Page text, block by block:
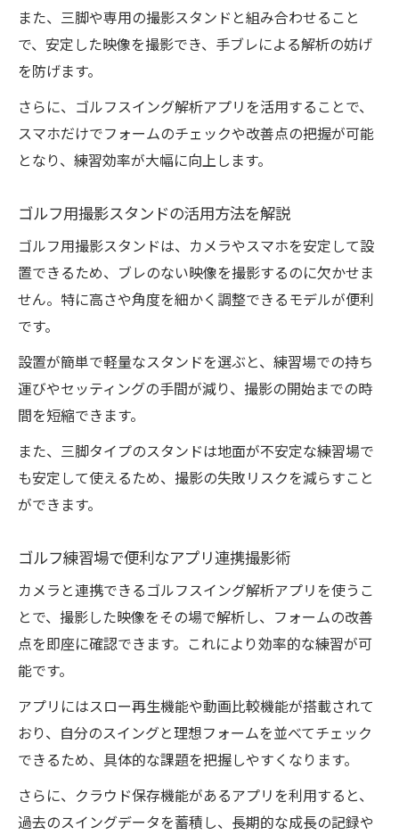
スイング解析アプリとカメラの最適な使い
方
ゴルフ練習場でおすすめの動画編集ワザ
撮影した映像をアプリで効率的に管理する
方法
ゴルフ用カメラとアプリの連携ポイント解
軽量カメラで実現するラウンド記録術
ゴルフ練習場で使える軽量カメラの選択基
準
スマホ連携で手軽にゴルフラウンドを記録
方法
ゴルフ練習場で役立つ携帯性重視のカメラ
活用法
撮影スタンドと軽量カメラの組み合わせ術
また、三脚や専用の撮影スタンドと組み合わせること
で、安定した映像を撮影でき、手ブレによる解析の妨げ
を防げます。
さらに、ゴルフスイング解析アプリを活用することで、
スマホだけでフォームのチェックや改善点の把握が可能
となり、練習効率が大幅に向上します。
ゴルフ用撮影スタンドの活用方法を解説
ゴルフ用撮影スタンドは、カメラやスマホを安定して設
置できるため、ブレのない映像を撮影するのに欠かせま
せん。特に高さや角度を細かく調整できるモデルが便利
です。
設置が簡単で軽量なスタンドを選ぶと、練習場での持ち
運びやセッティングの手間が減り、撮影の開始までの時
間を短縮できます。
また、三脚タイプのスタンドは地面が不安定な練習場で
も安定して使えるため、撮影の失敗リスクを減らすこと
ができます。
ゴルフ練習場で便利なアプリ連携撮影術
カメラと連携できるゴルフスイング解析アプリを使うこ
とで、撮影した映像をその場で解析し、フォームの改善
点を即座に確認できます。これにより効率的な練習が可
能です。
アプリにはスロー再生機能や動画比較機能が搭載されて
おり、自分のスイングと理想フォームを並べてチェック
できるため、具体的な課題を把握しやすくなります。
さらに、クラウド保存機能があるアプリを利用すると、
過去のスイングデータを蓄積し、長期的な成長の記録や